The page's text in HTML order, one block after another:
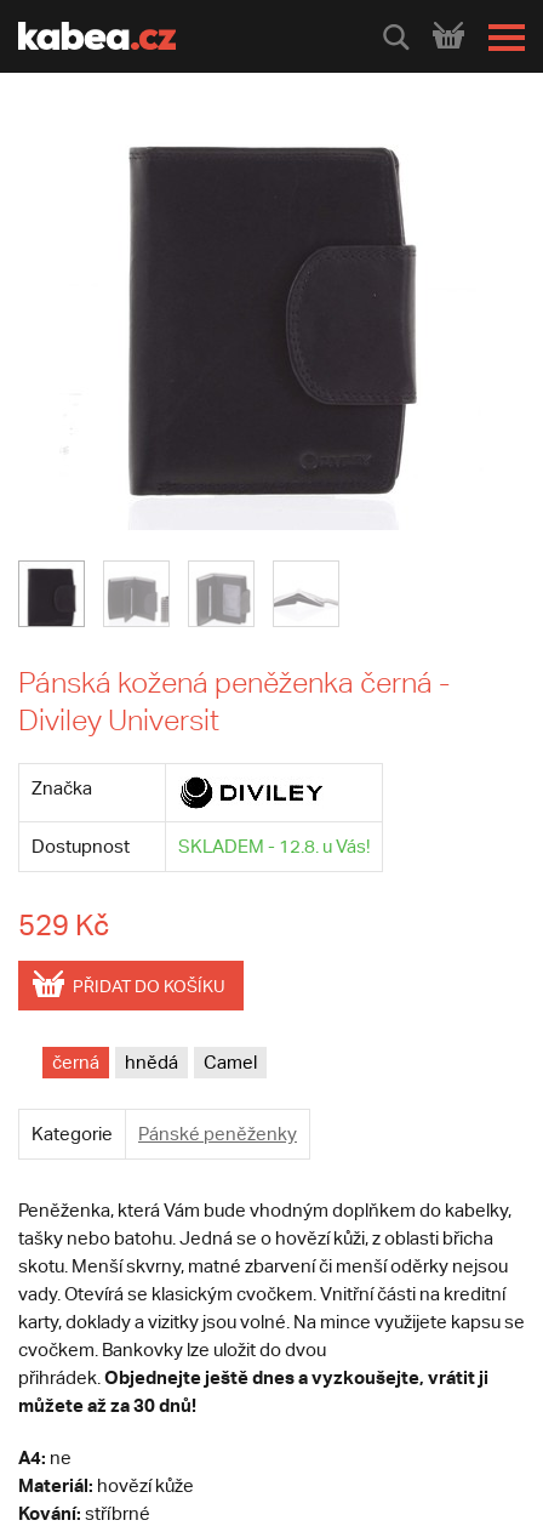
HLEDEJ
Pánská kožená peněženka černá -
Diviley Universit
Značka
Dostupnost SKLADEM - 12.8. u Vás!
529 Kč
PŘIDAT DO KOŠÍKU
černá hnědá Camel
Kategorie Pánské peněženky
Peněženka, která Vám bude vhodným doplňkem do kabelky,
tašky nebo batohu. Jedná se o hovězí kůži, z oblasti břicha
skotu. Menší skvrny, matné zbarvení či menší oděrky nejsou
vady. Otevírá se klasickým cvočkem. Vnitřní části na kreditní
karty, doklady a vizitky jsou volné. Na mince využijete kapsu se
cvočkem. Bankovky lze uložit do dvou
přihrádek. Objednejte ještě dnes a vyzkoušejte, vrátit ji
můžete až za 30 dnů!
A4: ne
Materiál: hovězí kůže
Kování: stříbrné